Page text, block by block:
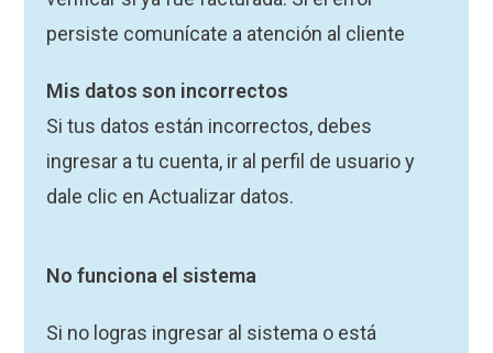
persiste comunícate a atención al cliente
Mis datos son incorrectos
Si tus datos están incorrectos, debes
ingresar a tu cuenta, ir al perfil de usuario y
dale clic en Actualizar datos.
No funciona el sistema
Si no logras ingresar al sistema o está